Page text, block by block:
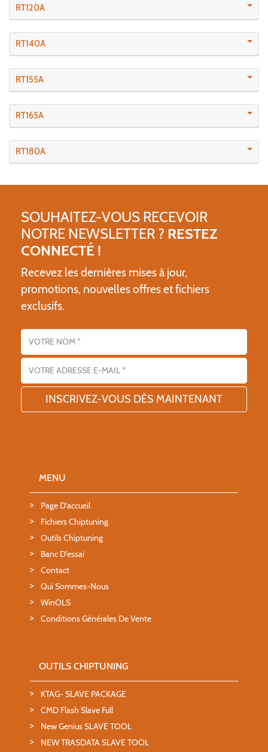
RT120A
RT140A
RT155A
RT165A
RT180A
SOUHAITEZ-VOUS RECEVOIR
NOTRE NEWSLETTER ? RESTEZ
CONNECTÉ !
Recevez les dernières mises à jour,
promotions, nouvelles offres et fichiers
exclusifs.
Nom
Adresse email
MENU
Page D'accueil
Fichiers Chiptuning
Outils Chiptuning
Banc D'essai
Contact
Qui Sommes-Nous
WinOLS
Conditions Générales De Vente
OUTILS CHIPTUNING
KTAG- SLAVE PACKAGE
CMD Flash Slave Full
New Genius SLAVE TOOL
NEW TRASDATA SLAVE TOOL